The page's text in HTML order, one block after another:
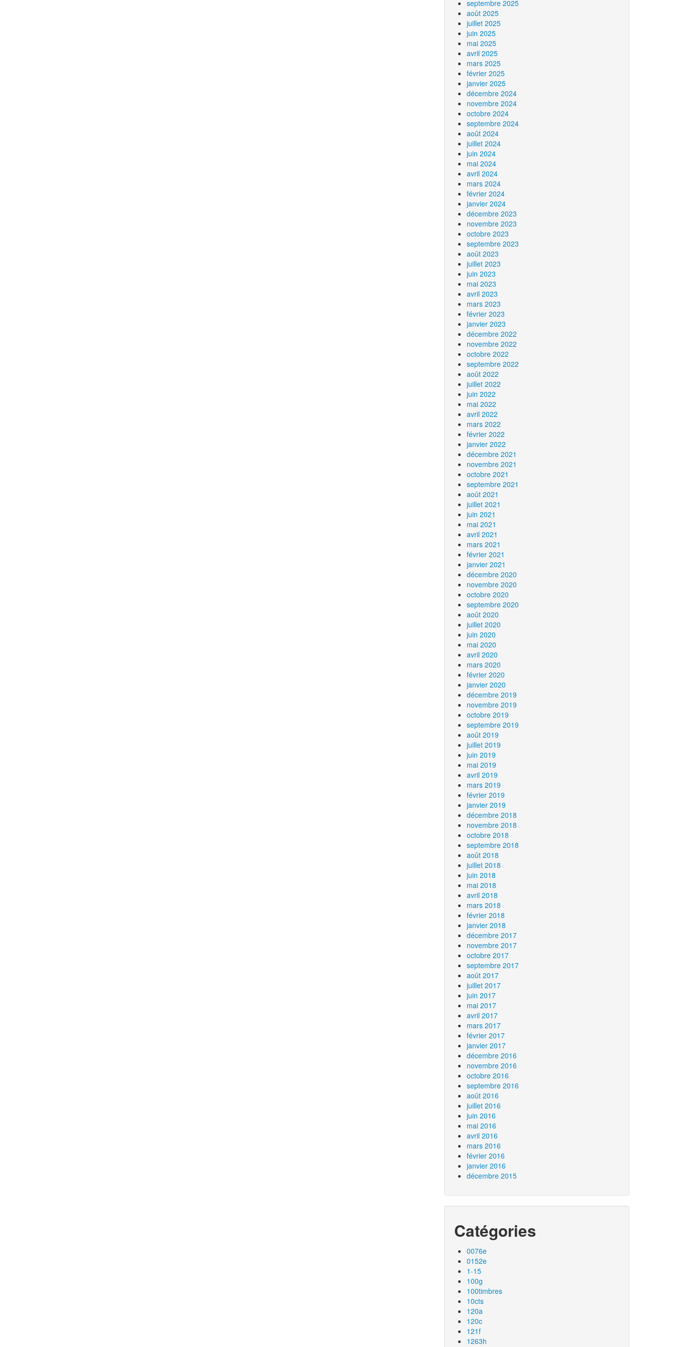
septembre 2025
août 2025
juillet 2025
juin 2025
mai 2025
avril 2025
mars 2025
février 2025
janvier 2025
décembre 2024
novembre 2024
octobre 2024
septembre 2024
août 2024
juillet 2024
juin 2024
mai 2024
avril 2024
mars 2024
février 2024
janvier 2024
décembre 2023
novembre 2023
octobre 2023
septembre 2023
août 2023
juillet 2023
juin 2023
mai 2023
avril 2023
mars 2023
février 2023
janvier 2023
décembre 2022
novembre 2022
octobre 2022
septembre 2022
août 2022
juillet 2022
juin 2022
mai 2022
avril 2022
mars 2022
février 2022
janvier 2022
décembre 2021
novembre 2021
octobre 2021
septembre 2021
août 2021
juillet 2021
juin 2021
mai 2021
avril 2021
mars 2021
février 2021
janvier 2021
décembre 2020
novembre 2020
octobre 2020
septembre 2020
août 2020
juillet 2020
juin 2020
mai 2020
avril 2020
mars 2020
février 2020
janvier 2020
décembre 2019
novembre 2019
octobre 2019
septembre 2019
août 2019
juillet 2019
juin 2019
mai 2019
avril 2019
mars 2019
février 2019
janvier 2019
décembre 2018
novembre 2018
octobre 2018
septembre 2018
août 2018
juillet 2018
juin 2018
mai 2018
avril 2018
mars 2018
février 2018
janvier 2018
décembre 2017
novembre 2017
octobre 2017
septembre 2017
août 2017
juillet 2017
juin 2017
mai 2017
avril 2017
mars 2017
février 2017
janvier 2017
décembre 2016
novembre 2016
octobre 2016
septembre 2016
août 2016
juillet 2016
juin 2016
mai 2016
avril 2016
mars 2016
février 2016
janvier 2016
décembre 2015
Catégories
0076e
0152e
1-15
100g
100timbres
10cts
120a
120c
121f
1263h